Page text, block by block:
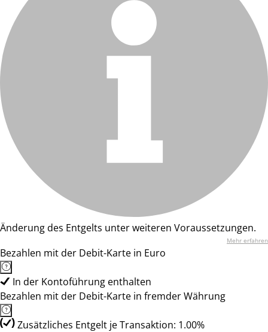
Änderung des Entgelts unter weiteren Voraussetzungen.
Mehr erfahren
Bezahlen mit der Debit-Karte in Euro
In der Kontoführung enthalten
Bezahlen mit der Debit-Karte in fremder Währung
Zusätzliches Entgelt je Transaktion: 1.00%